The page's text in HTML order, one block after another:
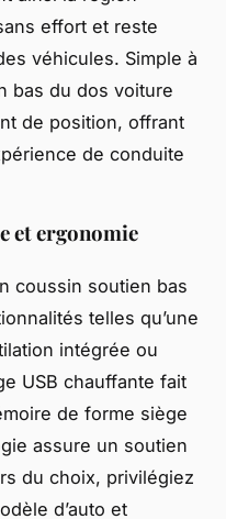
effort et reste
véhicules. Simple à
bas du dos voiture
de position, offrant
de conduite
et ergonomie
coussin soutien bas
telles qu’une
intégrée ou
USB chauffante fait
de forme siège
assure un soutien
du choix, privilégiez
d’auto et